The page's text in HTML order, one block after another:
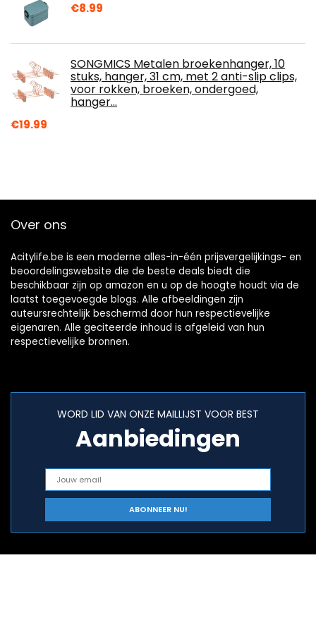
€8.99
SONGMICS Metalen broekenhanger, 10
stuks, hanger, 31 cm, met 2 anti-slip clips,
voor rokken, broeken, ondergoed,
hanger…
€19.99
Over ons
Acitylife.be is een moderne alles-in-één prijsvergelijkings- en
beoordelingswebsite die de beste deals biedt die
beschikbaar zijn op amazon en u op de hoogte houdt via de
laatst toegevoegde blogs. Alle afbeeldingen zijn
auteursrechtelijk beschermd door hun respectievelijke
eigenaren. Alle geciteerde inhoud is afgeleid van hun
respectievelijke bronnen.
WORD LID VAN ONZE MAILLIJST VOOR BEST
Aanbiedingen